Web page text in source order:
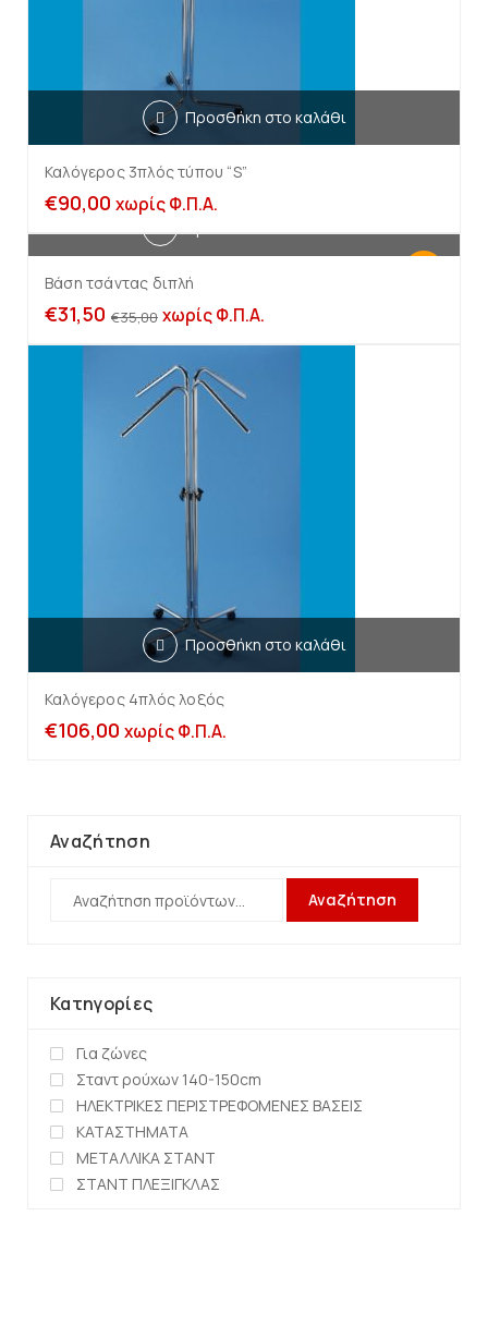
Προσθήκη στο καλάθι
Καλόγερος 3πλός τύπου “S”
€90,00 χωρίς Φ.Π.Α.
Βάση τσάντας διπλή
€35,00
€31,50 χωρίς Φ.Π.Α.
Προσθήκη στο καλάθι
Καλόγερος 4πλός λοξός
€106,00 χωρίς Φ.Π.Α.
Αναζήτηση
Αναζήτηση
Κατηγορίες
Για ζώνες
Σταντ ρούχων 140-150cm
ΗΛΕΚΤΡΙΚΕΣ ΠΕΡΙΣΤΡΕΦΟΜΕΝΕΣ ΒΑΣΕΙΣ
ΚΑΤΑΣΤΗΜΑΤΑ
ΜΕΤΑΛΛΙΚΑ ΣΤΑΝΤ
ΣΤΑΝΤ ΠΛΕΞΙΓΚΛΑΣ